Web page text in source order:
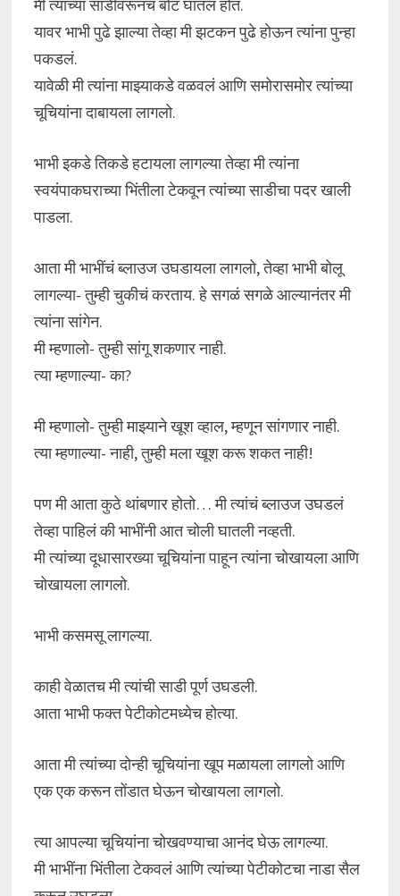
मी त्यांच्या साडीवरूनच बोट घातलं होतं.
यावर भाभी पुढे झाल्या तेव्हा मी झटकन पुढे होऊन त्यांना पुन्हा
पकडलं.
यावेळी मी त्यांना माझ्याकडे वळवलं आणि समोरासमोर त्यांच्या
चूचियांना दाबायला लागलो.
भाभी इकडे तिकडे हटायला लागल्या तेव्हा मी त्यांना
स्वयंपाकघराच्या भिंतीला टेकवून त्यांच्या साडीचा पदर खाली
पाडला.
आता मी भाभींचं ब्लाउज उघडायला लागलो, तेव्हा भाभी बोलू
लागल्या- तुम्ही चुकीचं करताय. हे सगळं सगळे आल्यानंतर मी
त्यांना सांगेन.
मी म्हणालो- तुम्ही सांगू शकणार नाही.
त्या म्हणाल्या- का?
मी म्हणालो- तुम्ही माझ्याने खूश व्हाल, म्हणून सांगणार नाही.
त्या म्हणाल्या- नाही, तुम्ही मला खूश करू शकत नाही!
पण मी आता कुठे थांबणार होतो… मी त्यांचं ब्लाउज उघडलं
तेव्हा पाहिलं की भाभींनी आत चोली घातली नव्हती.
मी त्यांच्या दूधासारख्या चूचियांना पाहून त्यांना चोखायला आणि
चोखायला लागलो.
भाभी कसमसू लागल्या.
काही वेळातच मी त्यांची साडी पूर्ण उघडली.
आता भाभी फक्त पेटीकोटमध्येच होत्या.
आता मी त्यांच्या दोन्ही चूचियांना खूप मळायला लागलो आणि
एक एक करून तोंडात घेऊन चोखायला लागलो.
त्या आपल्या चूचियांना चोखवण्याचा आनंद घेऊ लागल्या.
मी भाभींना भिंतीला टेकवलं आणि त्यांच्या पेटीकोटचा नाडा सैल